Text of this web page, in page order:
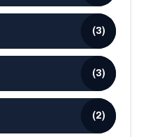
(3)
(3)
(2)